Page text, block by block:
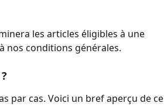
les articles éligibles à une
nos conditions générales.
par cas. Voici un bref aperçu de ce